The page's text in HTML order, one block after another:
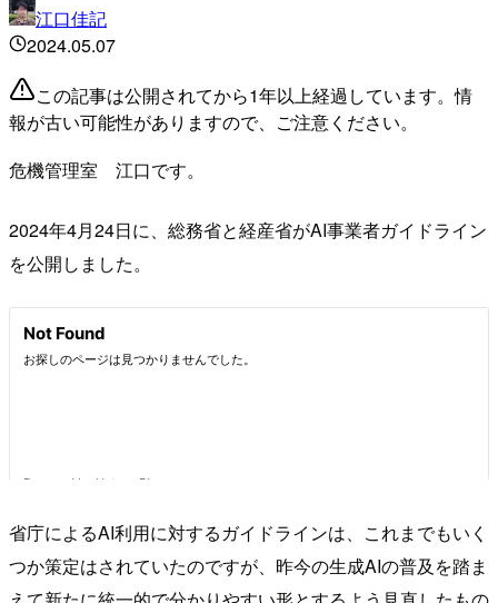
江口佳記
2024.05.07
この記事は公開されてから1年以上経過しています。情
報が古い可能性がありますので、ご注意ください。
危機管理室 江口です。
2024年4月24日に、総務省と経産省がAI事業者ガイドライン
を公開しました。
省庁によるAI利用に対するガイドラインは、これまでもいく
つか策定はされていたのですが、昨今の生成AIの普及を踏ま